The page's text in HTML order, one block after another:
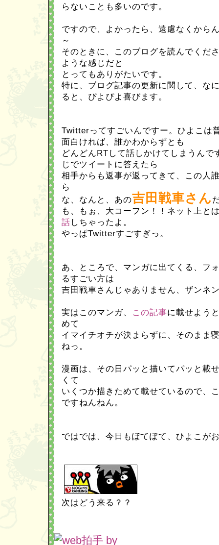
らないことも多いのです。
ですので、よかったら、遠慮なくから
～
そのときに、このブログを読んでくだ
ような感じだと
とってもありがたいです。
特に、ブログ記事の更新に関して、な
ると、ぴよぴよ喜びます。
Twitterってすごいんですー。ひよこは
面白ければ、誰かわからずとも
どんどんRTして話しかけてしまうんで
じでツイートに答えたら
相手からも返事が返ってきて、この人
ら
な、なんと、あの吉田戦車さん
も、もぉ、大コーフン！！ネット上と
話 しちゃったよ。
やっぱTwitterすごすぎっ。
あ、ところで、マンガに出てくる、フ
るすごい方は
吉田戦車さんじゃありません、ザンネ
実はこのマンガ、 この記事に載せよう
めて
イマイチオチが決まらずに、そのまま
ねっ。
漫画は、その日パッと描いてパッと載
くて
いくつか描きためて載せているので、
ですねんねん。
ではでは、今日もぽてぽて、ひよこが
次はどう来る？？